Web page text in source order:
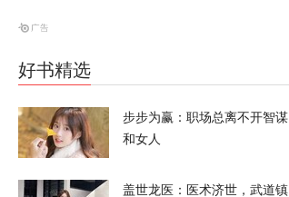
好书精选
步步为赢：职场总离不开智谋
和女人
盖世龙医：医术济世，武道镇